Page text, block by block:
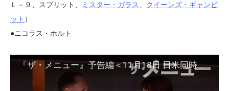
Ｌ－９、スプリット、
ミスター・ガラス
クイーンズ・ギャンビ
ット ）
●ニコラス・ホルト
『ザ・メニュー』予告編＜11月18日 日米同時公開！＞